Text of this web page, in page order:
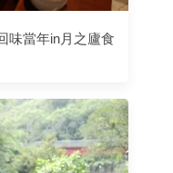
味當年in月之廬食